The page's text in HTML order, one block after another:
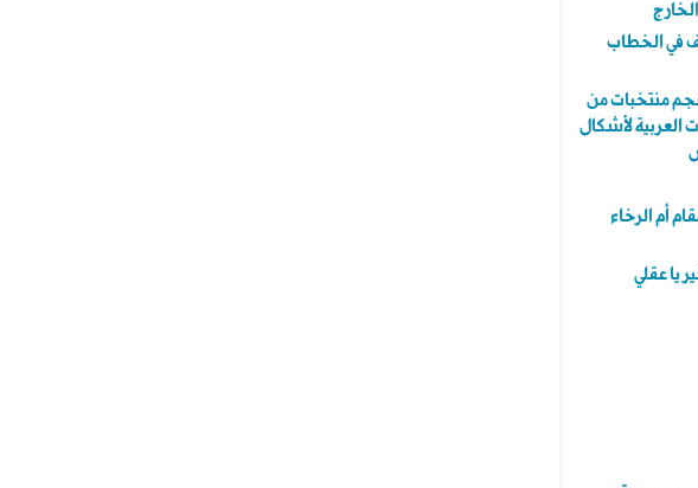
في الخطاب
منتخبات من
العربية لأشكال
أم الرخاء
يا عقلي